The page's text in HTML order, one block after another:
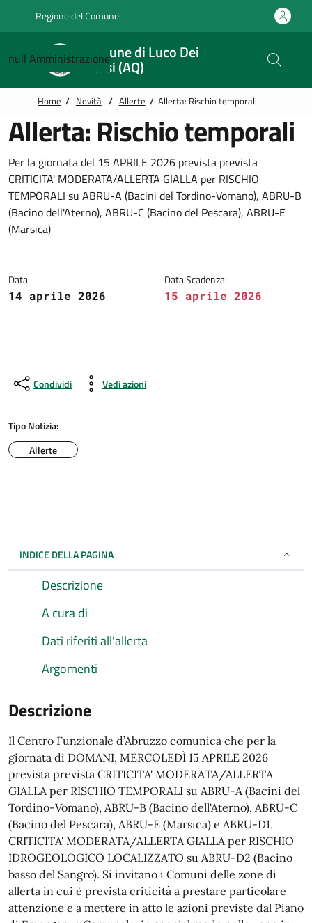
Regione del Comune
Comune di Luco Dei
Marsi (AQ)
null Amministrazione
Home / Novità / Allerte / Allerta: Rischio temporali
Allerta: Rischio temporali
Per la giornata del 15 APRILE 2026 prevista prevista
CRITICITA' MODERATA/ALLERTA GIALLA per RISCHIO
TEMPORALI su ABRU-A (Bacini del Tordino-Vomano), ABRU-B
(Bacino dell'Aterno), ABRU-C (Bacino del Pescara), ABRU-E
(Marsica)
Data:
14 aprile 2026
Data Scadenza:
15 aprile 2026
Condividi Vedi azioni
Tipo Notizia:
Allerte
INDICE DELLA PAGINA
Descrizione
A cura di
Dati riferiti all'allerta
Argomenti
Descrizione
Il Centro Funzionale d’Abruzzo comunica che per la
giornata di DOMANI, MERCOLEDÌ 15 APRILE 2026
prevista prevista CRITICITA' MODERATA/ALLERTA
GIALLA per RISCHIO TEMPORALI su ABRU-A (Bacini del
Tordino-Vomano), ABRU-B (Bacino dell'Aterno), ABRU-C
(Bacino del Pescara), ABRU-E (Marsica) e ABRU-D1,
CRITICITA' MODERATA/ALLERTA GIALLA per RISCHIO
IDROGEOLOGICO LOCALIZZATO su ABRU-D2 (Bacino
basso del Sangro). Si invitano i Comuni delle zone di
allerta in cui è prevista criticità a prestare particolare
attenzione e a mettere in atto le azioni previste dal Piano